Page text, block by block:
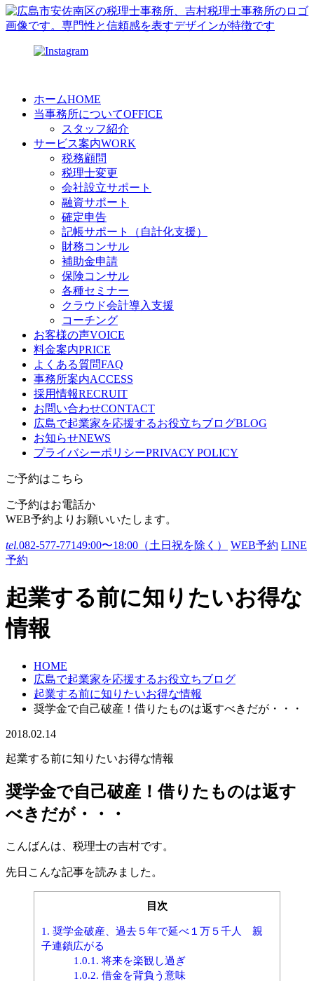
ホームHOME
当事務所についてOFFICE
スタッフ紹介
サービス案内WORK
税務顧問
税理士変更
会社設立サポート
融資サポート
確定申告
記帳サポート（自計化支援）
財務コンサル
補助金申請
保険コンサル
各種セミナー
クラウド会計導入支援
コーチング
お客様の声VOICE
料金案内PRICE
よくある質問FAQ
事務所案内ACCESS
採用情報RECRUIT
お問い合わせCONTACT
広島で起業家を応援するお役立ちブログBLOG
お知らせNEWS
プライバシーポリシーPRIVACY POLICY
ご予約はこちら
ご予約はお電話か
WEB予約よりお願いいたします。
tel.082-577-77149:00〜18:00（土日祝を除く） WEB予約 LINE
予約
起業する前に知りたいお得な
情報
HOME
広島で起業家を応援するお役立ちブログ
起業する前に知りたいお得な情報
奨学金で自己破産！借りたものは返すべきだが・・・
2018.02.14
起業する前に知りたいお得な情報
奨学金で自己破産！借りたものは返す
べきだが・・・
こんばんは、税理士の吉村です。
先日こんな記事を読みました。
目次
1. 奨学金破産、過去５年で延べ１万５千人 親
子連鎖広がる
1.0.1. 将来を楽観し過ぎ
1.0.2. 借金を背負う意味